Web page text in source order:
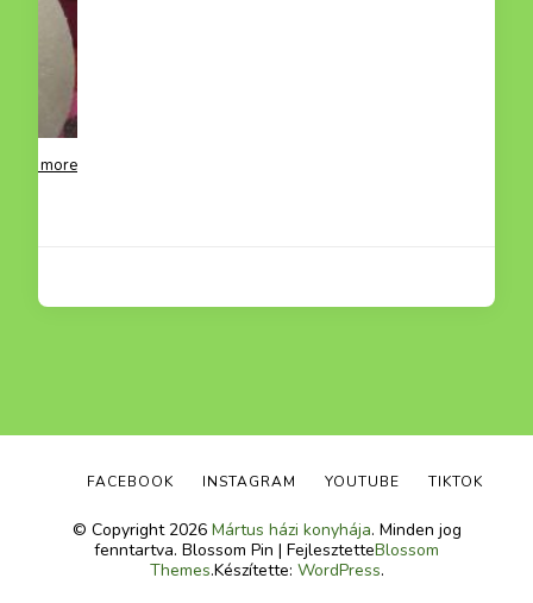
Read more
© Copyright 2026 Mártus házi konyhája. Minden jog
fenntartva. Blossom Pin | FejlesztetteBlossom
Themes.Készítette: WordPress.
FACEBOOK INSTAGRAM YOUTUBE TIKTOK